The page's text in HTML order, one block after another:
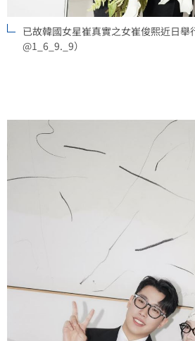
已故韓國女星崔真實之女崔俊熙近日舉
@1_6_9._9）